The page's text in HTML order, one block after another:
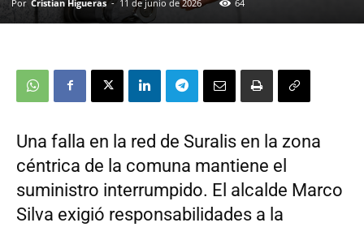
Por Cristian Higueras - 11 de junio de 2026 64
Una falla en la red de Suralis en la zona
céntrica de la comuna mantiene el
suministro interrumpido. El alcalde Marco
Silva exigió responsabilidades a la